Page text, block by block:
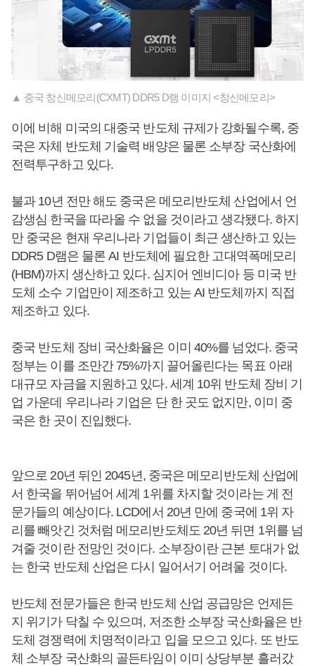
▲ 중국 창신메모리(CXMT) DDR5 D램 이미지 <창신메모리>
이에 비해 미국의 대중국 반도체 규제가 강화될수록, 중
국은 자체 반도체 기술력 배양은 물론 소부장 국산화에
전력투구하고 있다.
불과 10년 전만 해도 중국은 메모리반도체 산업에서 언
감생심 한국을 따라올 수 없을 것이라고 생각됐다. 하지
만 중국은 현재 우리나라 기업들이 최근 생산하고 있는
DDR5 D램은 물론 AI 반도체에 필요한 고대역폭메모리
(HBM)까지 생산하고 있다. 심지어 엔비디아 등 미국 반
도체 소수 기업만이 제조하고 있는 AI 반도체까지 직접
제조하고 있다.
중국 반도체 장비 국산화율은 이미 40%를 넘었다. 중국
정부는 이를 조만간 75%까지 끌어올린다는 목표 아래
대규모 자금을 지원하고 있다. 세계 10위 반도체 장비 기
업 가운데 우리나라 기업은 단 한 곳도 없지만, 이미 중
국은 한 곳이 진입했다.
앞으로 20년 뒤인 2045년, 중국은 메모리반도체 산업에
서 한국을 뛰어넘어 세계 1위를 차지할 것이라는 게 전
문가들의 예상이다. LCD에서 20년 만에 중국에 1위 자
리를 빼앗긴 것처럼 메모리반도체도 20년 뒤면 1위를 넘
겨줄 것이란 전망인 것이다. 소부장이란 근본 토대가 없
는 한국 반도체 산업은 다시 일어서기 어려울 것이다.
반도체 전문가들은 한국 반도체 산업 공급망은 언제든
지 위기가 닥칠 수 있으며, 저조한 소부장 국산화율은 반
도체 경쟁력에 치명적이라고 입을 모으고 있다. 또 반도
체 소부장 국산화의 골든타임이 이미 상당부분 흘러갔